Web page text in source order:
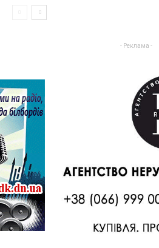
- Реклама -